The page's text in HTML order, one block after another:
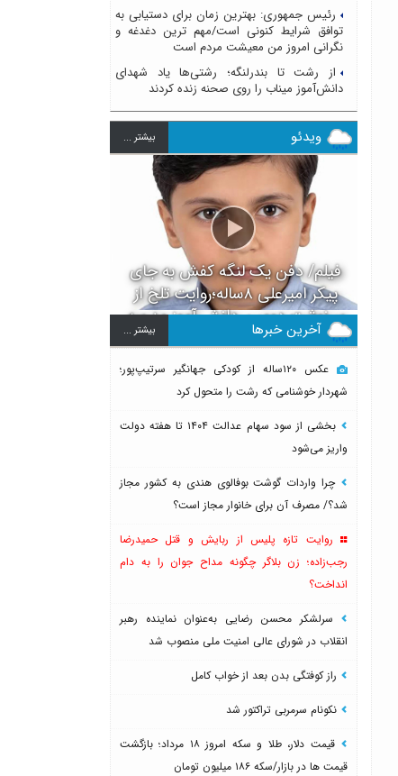
رئیس جمهوری: بهترین زمان برای دستیابی به
توافق شرایط کنونی است/مهم ترین دغدغه و
نگرانی امروز من معیشت مردم است
از رشت تا بندرلنگه؛ رشتی‌ها یاد شهدای
دانش‌آموز میناب را روی صحنه زنده کردند
ویدئو بيشتر ...
فیلم/ دفن یک لنگه کفش به جای
پیکر امیرعلی ۸ساله؛روایت تلخ از
سرنوشت دومین دانش آموز مدرسه
میناب بعد از ماکان
آخرین خبرها بيشتر ...
عکس ۱۲۰ساله از کودکی جهانگیر سرتیپ‌پور؛
شهردار خوشنامی که رشت را متحول کرد
بخشی از سود سهام عدالت ۱۴۰۴ تا هفته دولت
واریز می‌شود
چرا واردات گوشت بوفالوی هندی به کشور مجاز
شد؟/ مصرف آن برای خانوار مجاز است؟
روایت تازه پلیس از ربایش و قتل حمیدرضا
رجب‌زاده؛ زن بلاگر چگونه مداح جوان را به دام
انداخت؟
سرلشکر محسن رضایی به‌عنوان نماینده رهبر
انقلاب در شورای عالی امنیت ملی منصوب شد
راز کوفتگی بدن بعد از خواب کامل
نکونام سرمربی تراکتور شد
قیمت دلار، طلا و سکه امروز ۱۸ مرداد؛ بازگشت
قیمت ها در بازار/سکه ۱۸۶ میلیون تومان